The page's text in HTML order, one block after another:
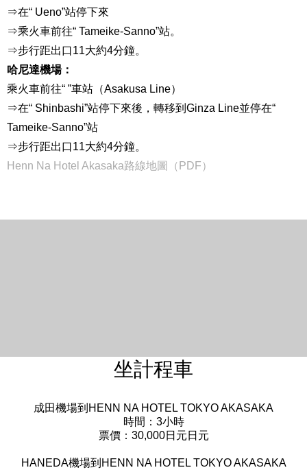
⇒在“ Ueno”站停下來
⇒乘火車前往“ Tameike-Sanno”站。
⇒步行距出口11大約4分鐘。
哈尼達機場：
乘火車前往“ ”車站（Asakusa Line）
⇒在“ Shinbashi”站停下來後，轉移到Ginza Line並停在“
Tameike-Sanno”站
⇒步行距出口11大約4分鐘。
Henn Na Hotel Akasaka路線地圖（PDF）
坐計程車
成田機場到HENN NA HOTEL TOKYO AKASAKA
時間：3小時
票價：30,000日元日元
HANEDA機場到HENN NA HOTEL TOKYO AKASAKA